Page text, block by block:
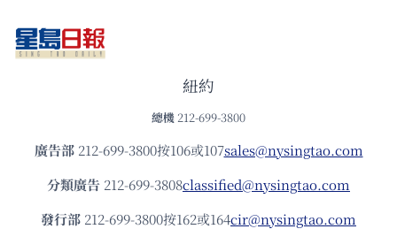
紐約
總機 212-699-3800
廣告部212-699-3800按106或107sales@nysingtao.com
分類廣告 212-699-3808classified@nysingtao.com
發⾏部 212-699-3800按162或164cir@nysingtao.com